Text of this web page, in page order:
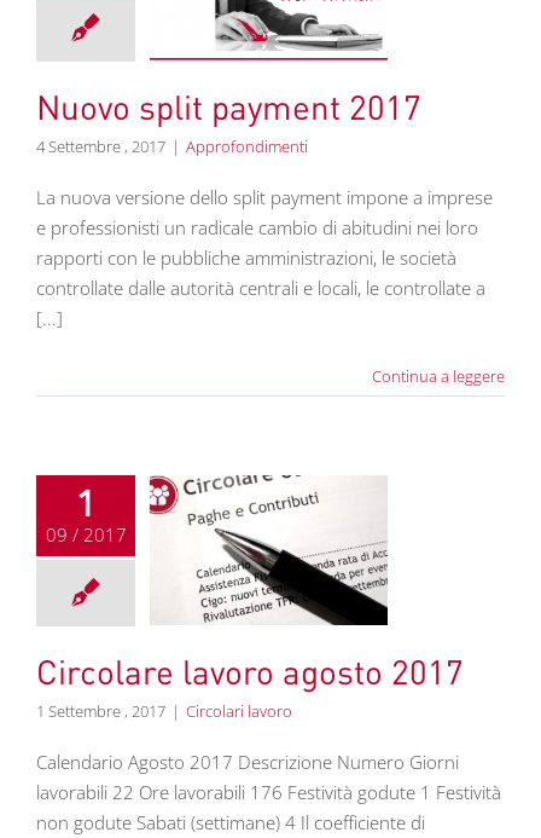
Nuovo split payment 2017
4 Settembre , 2017 | Approfondimenti
La nuova versione dello split payment impone a imprese
e professionisti un radicale cambio di abitudini nei loro
rapporti con le pubbliche amministrazioni, le società
controllate dalle autorità centrali e locali, le controllate a
[...]
Continua a leggere
1
09 / 2017
lavoro agosto
lavoro
Circolare lavoro agosto 2017
1 Settembre , 2017 | Circolari lavoro
Calendario Agosto 2017 Descrizione Numero Giorni
lavorabili 22 Ore lavorabili 176 Festività godute 1 Festività
non godute Sabati (settimane) 4 Il coefficiente di